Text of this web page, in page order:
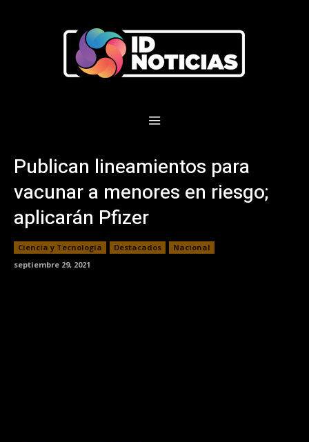
Publican lineamientos para
vacunar a menores en riesgo;
aplicarán Pfizer
Ciencia y Tecnología Destacados
Nacional
septiembre 29, 2021